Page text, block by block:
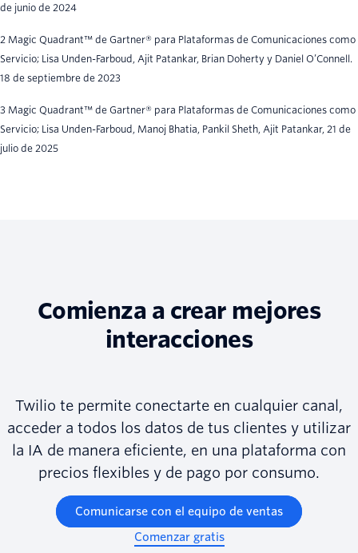
de junio de 2024
2 Magic Quadrant™ de Gartner® para Plataformas de Comunicaciones como
Servicio; Lisa Unden-Farboud, Ajit Patankar, Brian Doherty y Daniel O’Connell.
18 de septiembre de 2023
3 Magic Quadrant™ de Gartner® para Plataformas de Comunicaciones como
Servicio; Lisa Unden-Farboud, Manoj Bhatia, Pankil Sheth, Ajit Patankar, 21 de
julio de 2025
Comienza a crear mejores
interacciones
Twilio te permite conectarte en cualquier canal,
acceder a todos los datos de tus clientes y utilizar
la IA de manera eficiente, en una plataforma con
precios flexibles y de pago por consumo.
Comunicarse con el equipo de ventas
Comenzar gratis